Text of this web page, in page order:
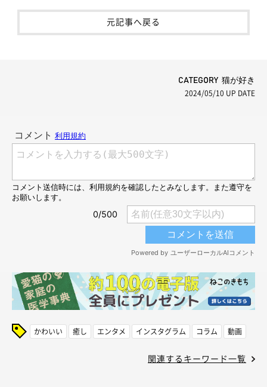
元記事へ戻る
CATEGORY 猫が好き
2024/05/10 UP DATE
かわいい 癒し エンタメ インスタグラム コラム 動画
関連するキーワード一覧